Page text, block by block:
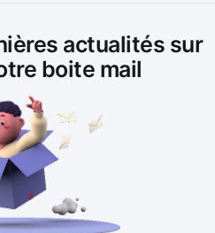
actualités sur
boite mail